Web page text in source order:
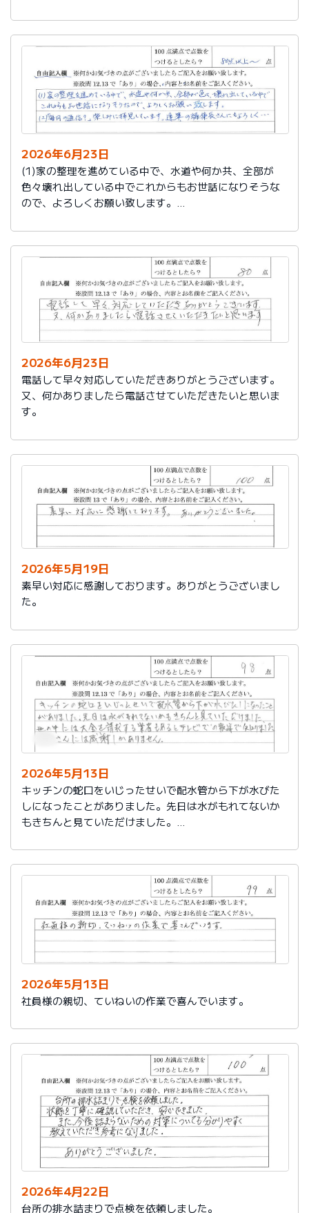
2026年6月23日
(1)家の整理を進めている中で、水道や何か共、全部が
色々壊れ出している中でこれからもお世話になりそうな
ので、よろしくお願い致します。
集長さんにもよろしく…
2026年6月23日
電話して早々対応していただきありがとうございます。
又、何かありましたら電話させていただきたいと思いま
す。
2026年5月19日
素早い対応に感謝しております。ありがとうございまし
た。
2026年5月13日
キッチンの蛇口をいじったせいで配水管から下が水びた
しになったことがありました。先日は水がもれてないか
もきちんと見ていただけました。
で知りました。
社員さんには感謝しかありません。
2026年5月13日
社員様の親切、ていねいの作業で喜んでいます。
2026年4月22日
台所の排水詰まりで点検を依頼しました。